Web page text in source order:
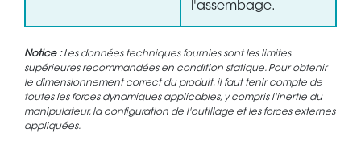
l'assembage.
Notice :Les données techniques fournies sont les limites
supérieures recommandées en condition statique. Pour obtenir
le dimensionnement correct du produit, il faut tenir compte de
toutes les forces dynamiques applicables, y compris l'inertie du
manipulateur, la configuration de l'outillage et les forces externes
appliquées.